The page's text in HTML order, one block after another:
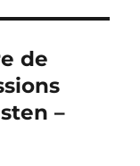
de
–